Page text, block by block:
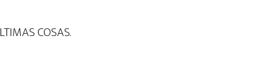
COSAS.